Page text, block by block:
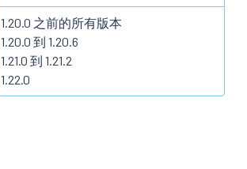
1.20.0 之前的所有版本
1.20.0 到 1.20.6
1.21.0 到 1.21.2
1.22.0